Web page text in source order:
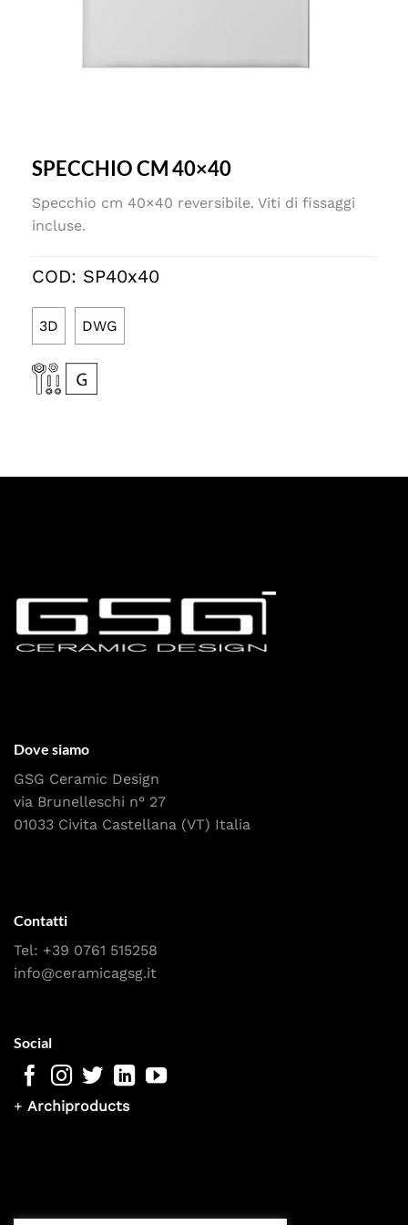
SPECCHIO CM 40×40
Specchio cm 40×40 reversibile. Viti di fissaggi
incluse.
COD: SP40x40
3D DWG
Dove siamo
GSG Ceramic Design
via Brunelleschi n° 27
01033 Civita Castellana (VT) Italia
Contatti
Tel: +39 0761 515258
info@ceramicagsg.it
Social
+ Archiproducts